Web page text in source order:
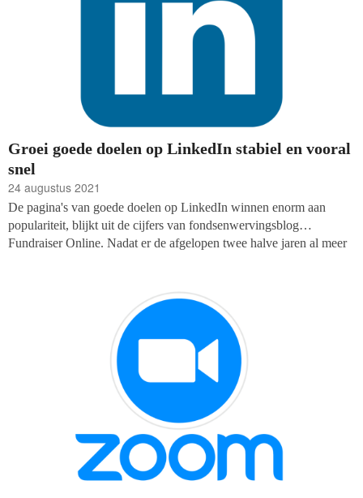
Groei goede doelen op LinkedIn stabiel en vooral
snel
24 augustus 2021
De pagina's van goede doelen op LinkedIn winnen enorm aan
populariteit, blijkt uit de cijfers van fondsenwervingsblog
Fundraiser Online. Nadat er de afgelopen twee halve jaren al meer
tot augustus 2021 opnieuw het geval: 118.031 nieuwe volgers.